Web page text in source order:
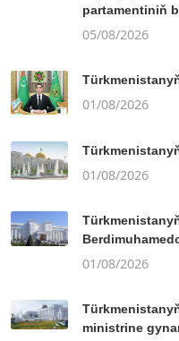
par­ta­men­ti­niň
05/08/2026
01/08/2026
01/08/2026
01/08/2026
ministrine